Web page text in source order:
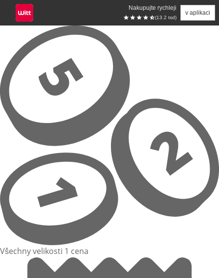
Nakupujte rychleji
(13.2 tsd)
v aplikaci
Přeskočit na hlavní obsah
Všechny velikosti 1 cena